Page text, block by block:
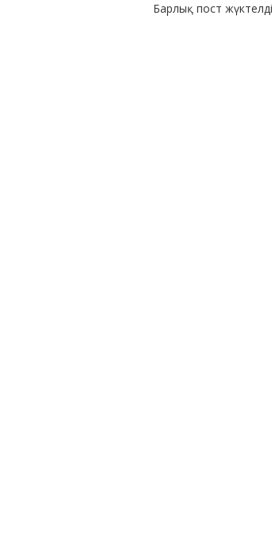
Барлық пост жүктелді